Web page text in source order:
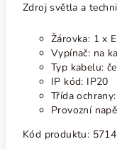
Zdroj světla a
Žárovka: 1 x
Vypínač: na
Typ kabelu:
IP kód: IP20
Třída
Provozní
Kód produktu: